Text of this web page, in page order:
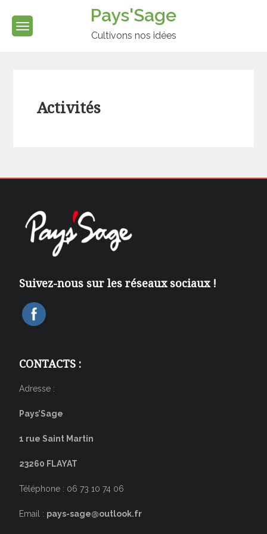
content
Pays'Sage
Cultivons nos idées
Activités
Suivez-nous sur les réseaux sociaux !
CONTACTS :
Adresse :
Pays’Sage
1 rue Saint Martin
23260 FLAYAT
Téléphone : 06 73 10 74 06
Email : pays-sage@outlook.fr